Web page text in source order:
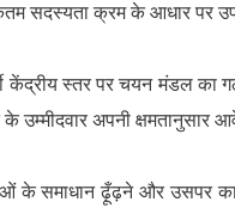
सदस्यता क्रम के आधार पर
केंद्रीय स्तर पर चयन मंडल
अपनी क्षमतानुसार
के समाधान ढ़ूँढ़ने और उसपर